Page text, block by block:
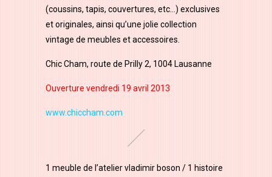
(coussins, tapis, couvertures, etc…) exclusives
et originales, ainsi qu’une jolie collection
vintage de meubles et accessoires.
Chic Cham, route de Prilly 2, 1004 Lausanne
Ouverture vendredi 19 avril 2013
www.chiccham.com
1 meuble de l’atelier vladimir boson / 1 histoire